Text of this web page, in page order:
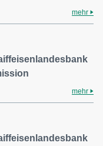
mehr
mehr